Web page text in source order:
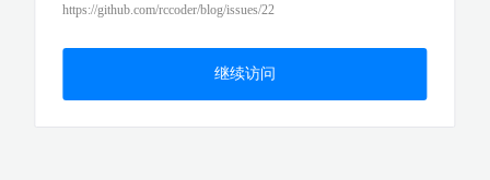
https://github.com/rccoder/blog/issues/22
继续访问